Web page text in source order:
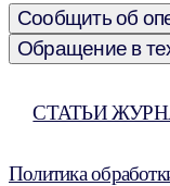
Сообщить об
Обращение в
СТАТЬИ
Политика